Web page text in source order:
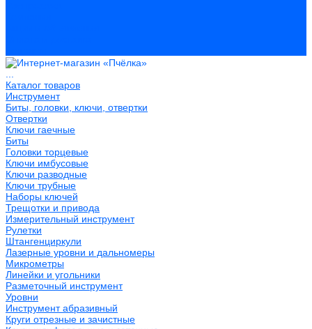
Каталог товаров
Инструмент
Биты, головки, ключи, отвертки
Отвертки
Ключи гаечные
Биты
Головки торцевые
Ключи имбусовые
Ключи разводные
Ключи трубные
Наборы ключей
Трещотки и привода
Измерительный инструмент
Рулетки
Штангенциркули
Лазерные уровни и дальномеры
Микрометры
Линейки и угольники
Разметочный инструмент
Уровни
Инструмент абразивный
Круги отрезные и зачистные